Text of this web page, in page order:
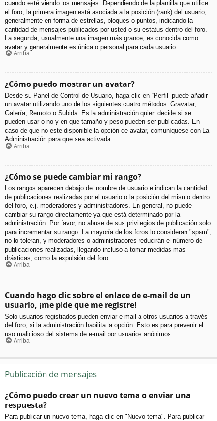
cuando esté viendo los mensajes. Dependiendo de la plantilla que utilice
el foro, la primera imagen está asociada a la posición (rank) del usuario,
generalmente en forma de estrellas, bloques o puntos, indicando la
cantidad de mensajes publicados por usted o su estatus dentro del foro.
La segunda, usualmente una imagen más grande, es conocida como
avatar y generalmente es única o personal para cada usuario.
Arriba
¿Cómo puedo mostrar un avatar?
Desde su Panel de Control de Usuario, haga clic en “Perfil” puede añadir
un avatar utilizando uno de los siguientes cuatro métodos: Gravatar,
Galería, Remoto o Subida. Es la administración quien decide si se
pueden usar o no y en que tamaño y peso pueden ser publicadas. En
caso de que no este disponible la opción de avatar, comuníquese con La
Administración para que sea activada.
Arriba
¿Cómo se puede cambiar mi rango?
Los rangos aparecen debajo del nombre de usuario e indican la cantidad
de publicaciones realizadas por el usuario o la posición del mismo dentro
del foro, e.j. moderadores y administradores. En general, no puede
cambiar su rango directamente ya que está determinado por la
administración. Por favor, no abuse de sus privilegios de publicación solo
para incrementar su rango. La mayoría de los foros lo consideran "spam",
no lo toleran, y moderadores o administradores reducirán el número de
publicaciones realizadas, llegando incluso a tomar medidas mas
drásticas, como la expulsión del foro.
Arriba
Cuando hago clic sobre el enlace de e-mail de un
usuario, ¡me pide que me registre!
Solo usuarios registrados pueden enviar e-mail a otros usuarios a través
del foro, si la administración habilita la opción. Esto es para prevenir el
uso malicioso del sistema de e-mail por usuarios anónimos.
Arriba
Publicación de mensajes
¿Cómo puedo crear un nuevo tema o enviar una
respuesta?
Para publicar un nuevo tema, haga clic en "Nuevo tema". Para publicar